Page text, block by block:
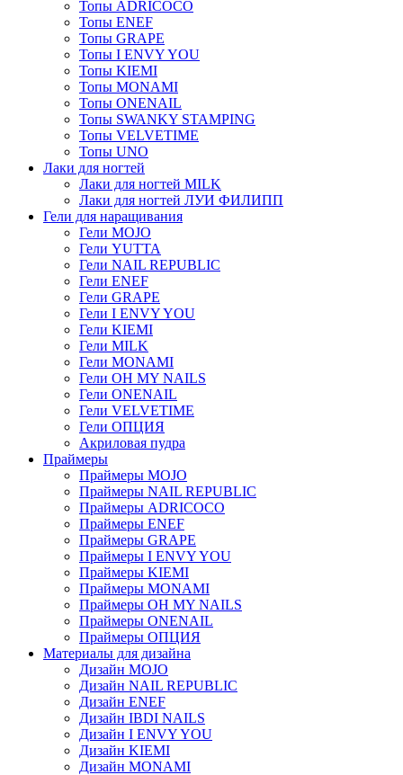
Топы ADRICOCO
Топы ENEF
Топы GRAPE
Топы I ENVY YOU
Топы KIEMI
Топы MONAMI
Топы ONENAIL
Топы SWANKY STAMPING
Топы VELVETIME
Топы UNO
Лаки для ногтей
Лаки для ногтей MILK
Лаки для ногтей ЛУИ ФИЛИПП
Гели для наращивания
Гели MOJO
Гели YUTTA
Гели NAIL REPUBLIC
Гели ENEF
Гели GRAPE
Гели I ENVY YOU
Гели KIEMI
Гели MILK
Гели MONAMI
Гели OH MY NAILS
Гели ONENAIL
Гели VELVETIME
Гели ОПЦИЯ
Акриловая пудра
Праймеры
Праймеры MOJO
Праймеры NAIL REPUBLIC
Праймеры ADRICOCO
Праймеры ENEF
Праймеры GRAPE
Праймеры I ENVY YOU
Праймеры KIEMI
Праймеры MONAMI
Праймеры OH MY NAILS
Праймеры ONENAIL
Праймеры ОПЦИЯ
Материалы для дизайна
Дизайн MOJO
Дизайн NAIL REPUBLIC
Дизайн ENEF
Дизайн IBDI NAILS
Дизайн I ENVY YOU
Дизайн KIEMI
Дизайн MONAMI